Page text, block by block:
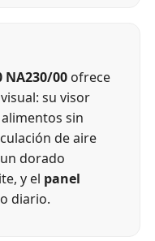
NA230/00 ofrece
su visor
sin
de aire
dorado
y el panel
diario.